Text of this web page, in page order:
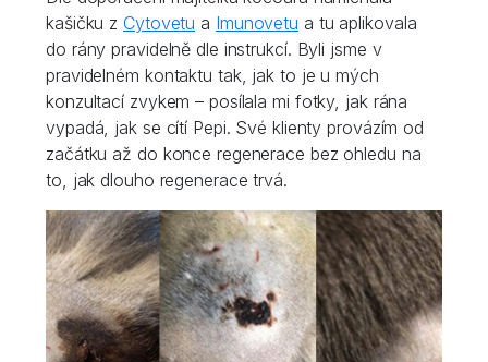
kašičku z Cytovetu a Imunovetu a tu aplikovala
do rány pravidelně dle instrukcí. Byli jsme v
pravidelném kontaktu tak, jak to je u mých
konzultací zvykem – posílala mi fotky, jak rána
vypadá, jak se cítí Pepi. Své klienty provázím od
začátku až do konce regenerace bez ohledu na
to, jak dlouho regenerace trvá.